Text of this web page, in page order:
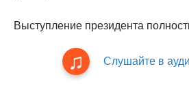
Выступление президента
Слушайте в